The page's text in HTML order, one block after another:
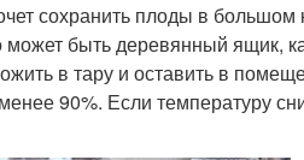
сохранить плоды в большом
быть деревянный ящик,
в тару и оставить в
90%. Если температуру